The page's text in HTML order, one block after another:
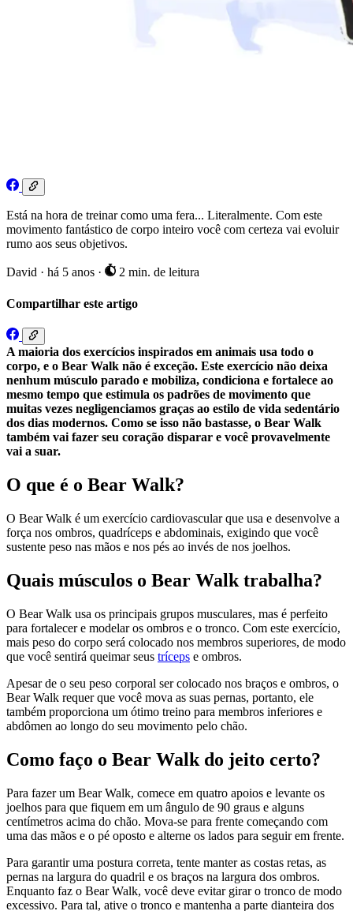
Está na hora de treinar como uma fera... Literalmente. Com este
movimento fantástico de corpo inteiro você com certeza vai evoluir
rumo aos seus objetivos.
David · há 5 anos · 2 min. de leitura
Compartilhar este artigo
A maioria dos exercícios inspirados em animais usa todo o
corpo, e o Bear Walk não é exceção. Este exercício não deixa
nenhum músculo parado e mobiliza, condiciona e fortalece ao
mesmo tempo que estimula os padrões de movimento que
muitas vezes negligenciamos graças ao estilo de vida sedentário
dos dias modernos. Como se isso não bastasse, o Bear Walk
também vai fazer seu coração disparar e você provavelmente
vai a suar.
O que é o Bear Walk?
O Bear Walk é um exercício cardiovascular que usa e desenvolve a
força nos ombros, quadríceps e abdominais, exigindo que você
sustente peso nas mãos e nos pés ao invés de nos joelhos.
Quais músculos o Bear Walk trabalha?
O Bear Walk usa os principais grupos musculares, mas é perfeito
para fortalecer e modelar os ombros e o tronco. Com este exercício,
mais peso do corpo será colocado nos membros superiores, de modo
que você sentirá queimar seus tríceps e ombros.
Apesar de o seu peso corporal ser colocado nos braços e ombros, o
Bear Walk requer que você mova as suas pernas, portanto, ele
também proporciona um ótimo treino para membros inferiores e
abdômen ao longo do seu movimento pelo chão.
Como faço o Bear Walk do jeito certo?
Para fazer um Bear Walk, comece em quatro apoios e levante os
joelhos para que fiquem em um ângulo de 90 graus e alguns
centímetros acima do chão. Mova-se para frente começando com
uma das mãos e o pé oposto e alterne os lados para seguir em frente.
Para garantir uma postura correta, tente manter as costas retas, as
pernas na largura do quadril e os braços na largura dos ombros.
Enquanto faz o Bear Walk, você deve evitar girar o tronco de modo
excessivo. Para tal, ative o tronco e mantenha a parte dianteira dos